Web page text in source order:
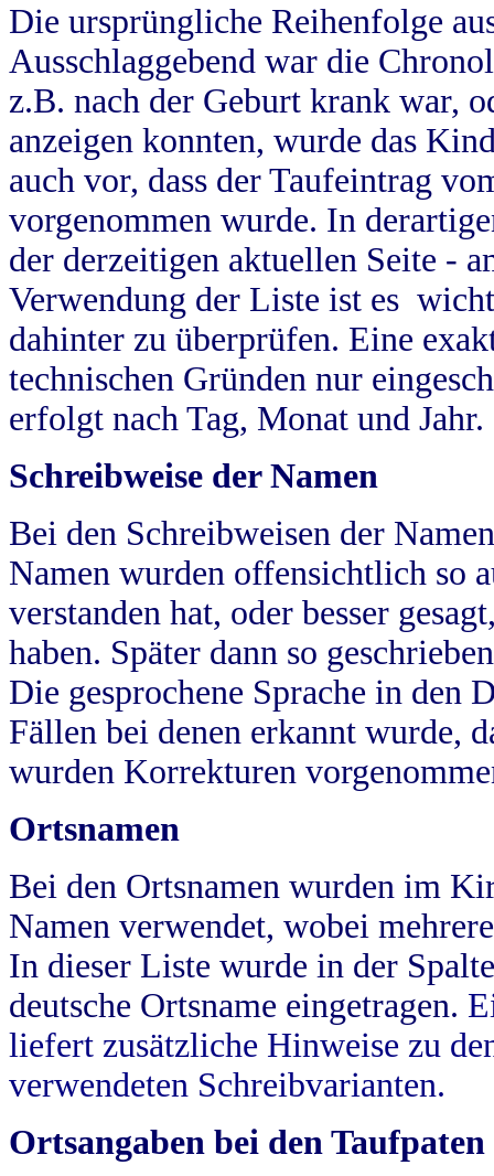
Die ursprüngliche Reihenfolge
Ausschlaggebend war die
z.B. nach der Geburt krank war,
anzeigen konnten, wurde das
auch vor, dass der Taufeintrag
vorgenommen wurde. In
der derzeitigen aktuellen Seite -
Verwendung der Liste ist es
dahinter zu überprüfen. Eine
technischen Gründen nur
erfolgt nach Tag, Monat und Jahr.
Schreibweise der Namen
Bei den Schreibweisen der
Namen wurden offensichtlich so
verstanden hat, oder besser
haben. Später dann so
Die gesprochene Sprache in
Fällen bei denen erkannt wurde,
wurden Korrekturen
Ortsnamen
Bei den Ortsnamen wurden im
Namen verwendet, wobei
In dieser Liste wurde in der
deutsche Ortsname eingetragen.
liefert zusätzliche Hinweise zu
verwendeten Schreibvarianten.
Ortsangaben bei den Taufpaten